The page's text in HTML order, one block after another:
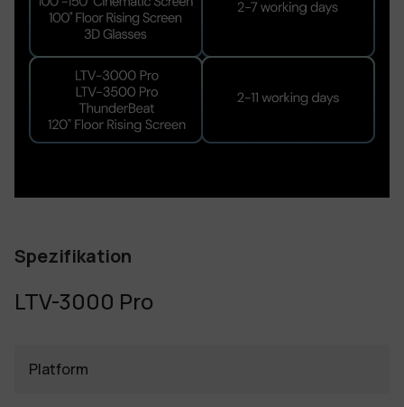
Spezifikation
LTV-3000 Pro
Platform